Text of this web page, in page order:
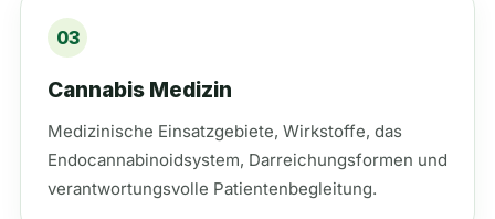
03
Cannabis Medizin
Medizinische Einsatzgebiete, Wirkstoffe, das
Endocannabinoidsystem, Darreichungsformen und
verantwortungsvolle Patientenbegleitung.